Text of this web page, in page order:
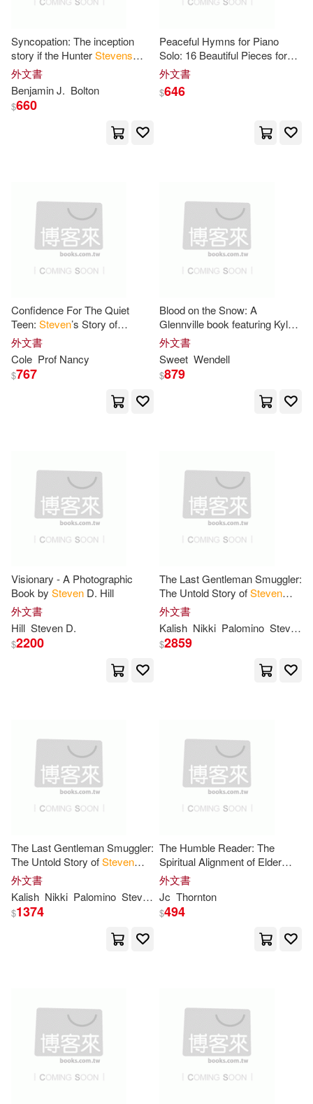
Debbie/ Jones(50)
Amy(49)
Flint(49)
William A./ Kagan(49)
Allen(48) Campbell(48)
Morris(48)
Steven T. (TRN)(48) Tim(48)
Bulliet(47) Burton(47)
Jonatha A.(47) Kotler(47)
Shaw(47)
Raichlen(46)
Clark(45)
Gillon(45) Sarah(45)
Susan A.(45) White(45)
Palmer(44) Saunders(44)
Steven C. (EDT)(44)
Brookings Inst Pr(18)
Hackett Pub Co Inc(18)
Midpoint Trade Books Inc(18)
New Harbinger Pubns Inc(18)
Penguin Group UK(18)
Adams Media Corp(17)
Associated Univ Pr(17)
Gareth Stevens Pub Hi-Lo Must re
Greenwood Pub Group(17)
Renouf Pub Co Ltd(17)
Univ of California Pr(17)
基石築夢工場(17)
Createspace(16)
Facts on File(16)
Pearson Prentice Hall(16)
W H Freeman & Co(16)
Syncopation: The inception
story if the HunterStevens
series
外文書
Benjamin J. Bolton
$660
Peaceful Hymns for Piano
Solo: 16 Beautiful Pieces for
the Church Pianist by James
Michael
Piano
外文書
$646
Confidence For The Quiet
Teen: Steven’s Story of
Overcoming Shyness, Anxiety,
and Self-Doubt
外文書
Cole Prof Nancy
$767
Blood on the Snow: A
Glennville book featuring Kyle
Stevens
外文書
Sweet Wendell
$879
Visionary - A Photographic
Book by Steven D. Hill
外文書
Hill Steven D.
$2200
The Last Gentleman Smuggler:
The Untold Story ofSteven
Kalish
外文書
Kalish Nikki Palomino Steven
$2859
The Last Gentleman Smuggler:
The Untold Story ofSteven
Kalish
外文書
Kalish Nikki Palomino Steven M.
$1374
The Humble Reader: The
Spiritual Alignment of Elder
Steven
God
外文書
Jc Thornton
$494